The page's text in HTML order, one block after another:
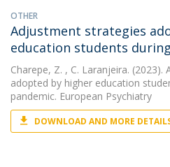
OTHER
Adjustment strategies
education students
Charepe, Z. , C. Laranjeira.
adopted by higher education
pandemic. European Psychiatry
DOWNLOAD AND MORE